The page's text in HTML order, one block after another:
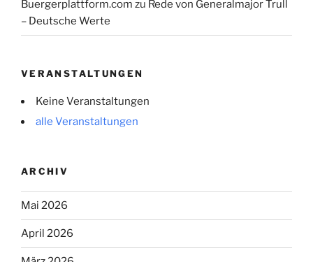
Buergerplattform.com zu Rede von Generalmajor Trull
– Deutsche Werte
VERANSTALTUNGEN
Keine Veranstaltungen
alle Veranstaltungen
ARCHIV
Mai 2026
April 2026